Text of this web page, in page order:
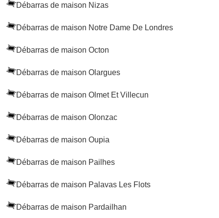
Débarras de maison Nizas
Débarras de maison Notre Dame De Londres
Débarras de maison Octon
Débarras de maison Olargues
Débarras de maison Olmet Et Villecun
Débarras de maison Olonzac
Débarras de maison Oupia
Débarras de maison Pailhes
Débarras de maison Palavas Les Flots
Débarras de maison Pardailhan